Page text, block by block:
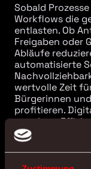
Sobald
Workflows die
entlasten. Ob
Freigaben oder
Abläufe
automatisierte
wertvolle Zeit
Bürgerinnen
profitieren.
messbare
Vorteil für
Ressourcen.
moderner